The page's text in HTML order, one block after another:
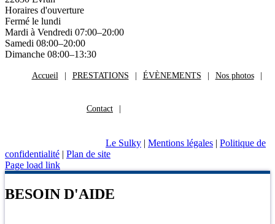
Horaires d'ouverture
Fermé le lundi
Mardi à Vendredi 07:00–20:00
Samedi 08:00–20:00
Dimanche 08:00–13:30
Accueil PRESTATIONS ÉVÈNEMENTS Nos photos
Contact
Le Sulky | Mentions légales | Politique de
confidentialité | Plan de site
Page load link
BESOIN D'AIDE